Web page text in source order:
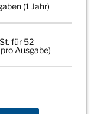
(1 Jahr)
für 52
Ausgabe)